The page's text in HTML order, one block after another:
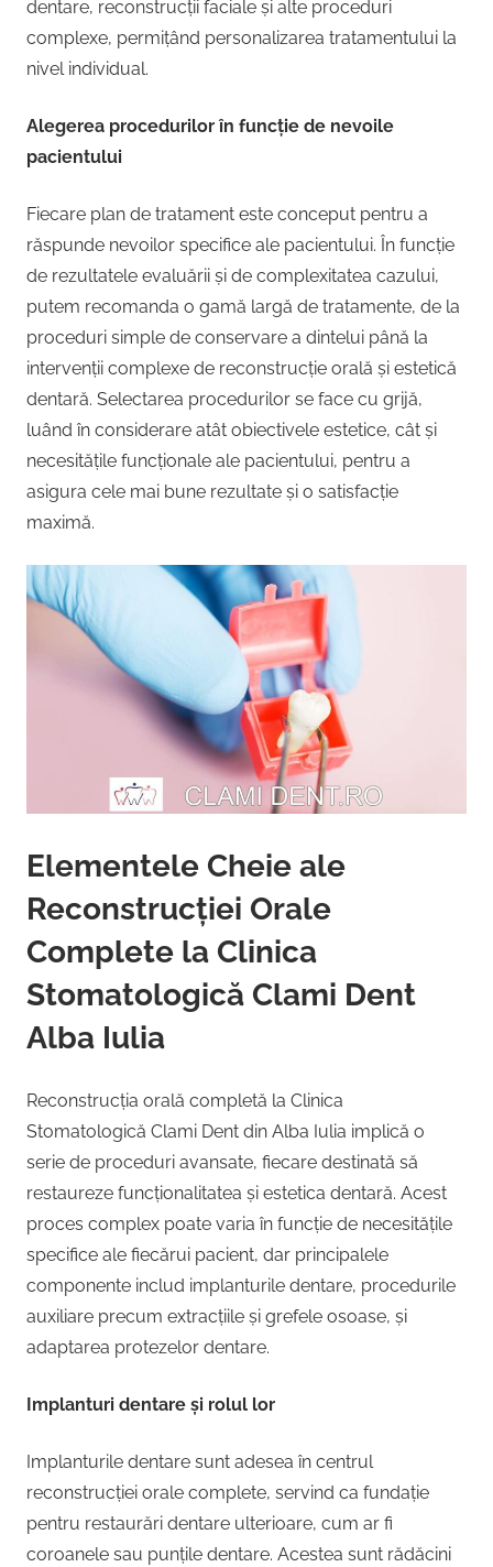
dentare, reconstrucții faciale și alte proceduri
complexe, permițând personalizarea tratamentului la
nivel individual.
Alegerea procedurilor în funcție de nevoile
pacientului
Fiecare plan de tratament este conceput pentru a
răspunde nevoilor specifice ale pacientului. În funcție
de rezultatele evaluării și de complexitatea cazului,
putem recomanda o gamă largă de tratamente, de la
proceduri simple de conservare a dintelui până la
intervenții complexe de reconstrucție orală și estetică
dentară. Selectarea procedurilor se face cu grijă,
luând în considerare atât obiectivele estetice, cât și
necesitățile funcționale ale pacientului, pentru a
asigura cele mai bune rezultate și o satisfacție
maximă.
Elementele Cheie ale
Reconstrucției Orale
Complete la Clinica
Stomatologică Clami Dent
Alba Iulia
Reconstrucția orală completă la Clinica
Stomatologică Clami Dent din Alba Iulia implică o
serie de proceduri avansate, fiecare destinată să
restaureze funcționalitatea și estetica dentară. Acest
proces complex poate varia în funcție de necesitățile
specifice ale fiecărui pacient, dar principalele
componente includ implanturile dentare, procedurile
auxiliare precum extracțiile și grefele osoase, și
adaptarea protezelor dentare.
Implanturi dentare și rolul lor
Implanturile dentare sunt adesea în centrul
reconstrucției orale complete, servind ca fundație
pentru restaurări dentare ulterioare, cum ar fi
coroanele sau punțile dentare. Acestea sunt rădăcini